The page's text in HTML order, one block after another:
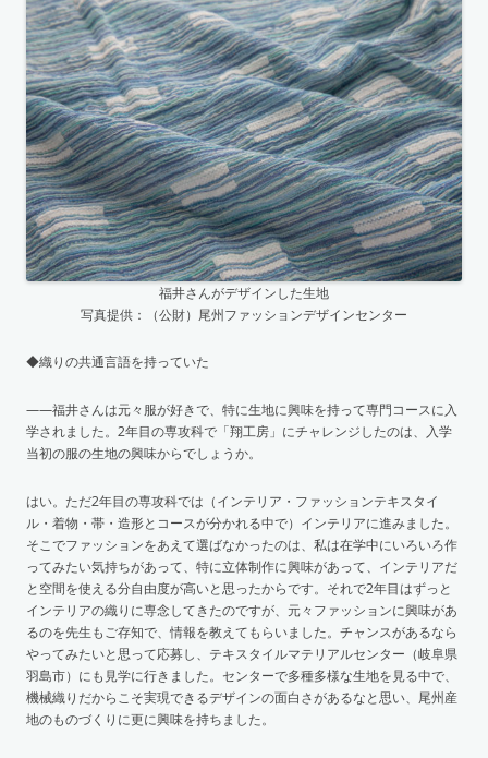
福井さんがデザインした生地
写真提供：（公財）尾州ファッションデザインセンター
◆織りの共通言語を持っていた
——福井さんは元々服が好きで、特に生地に興味を持って専門コースに入
学されました。2年目の専攻科で「翔工房」にチャレンジしたのは、入学
当初の服の生地の興味からでしょうか。
はい。ただ2年目の専攻科では（インテリア・ファッションテキスタイ
ル・着物・帯・造形とコースが分かれる中で）インテリアに進みました。
そこでファッションをあえて選ばなかったのは、私は在学中にいろいろ作
ってみたい気持ちがあって、特に立体制作に興味があって、インテリアだ
と空間を使える分自由度が高いと思ったからです。それで2年目はずっと
インテリアの織りに専念してきたのですが、元々ファッションに興味があ
るのを先生もご存知で、情報を教えてもらいました。チャンスがあるなら
やってみたいと思って応募し、テキスタイルマテリアルセンター（岐阜県
羽島市）にも見学に行きました。センターで多種多様な生地を見る中で、
機械織りだからこそ実現できるデザインの面白さがあるなと思い、尾州産
地のものづくりに更に興味を持ちました。